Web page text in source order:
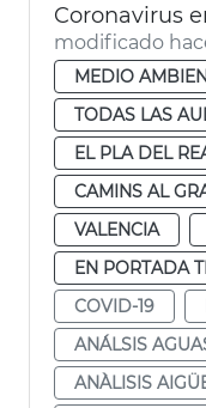
Coronavirus
modificado
MEDIO
TODAS LAS
EL PLA DEL
CAMINS AL
VALENCIA
EN PORTADA
COVID-19
ANÁLSIS
ANÀLISIS